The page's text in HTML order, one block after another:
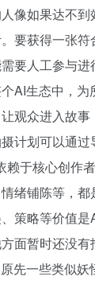
像如果达不
要获得一张
要人工参与
AI生态中，
观众进入故
计划可以通
于核心创
绪铺陈等，
策略等价值
面暂时还没
先一些类似